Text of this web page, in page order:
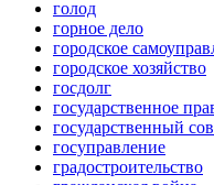
голод
горное дело
городское
городское хозяйство
госдолг
государственное
государственный
госуправление
градостроительство